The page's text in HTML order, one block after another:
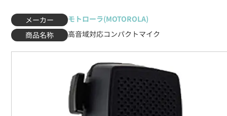
メーカー
モトローラ(MOTOROLA)
商品名称
高音域対応コンパクトマイク